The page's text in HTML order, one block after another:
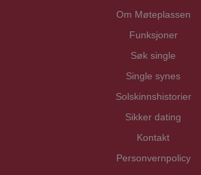
Om Møteplassen
Funksjoner
Søk single
Single synes
Solskinnshistorier
Sikker dating
Kontakt
Personvernpolicy